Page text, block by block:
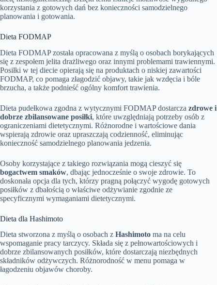
korzystania z gotowych dań bez konieczności samodzielnego
planowania i gotowania.
Dieta FODMAP
Dieta FODMAP została opracowana z myślą o osobach borykających
się z zespołem jelita drażliwego oraz innymi problemami trawiennymi.
Posiłki w tej diecie opierają się na produktach o niskiej zawartości
FODMAP, co pomaga złagodzić objawy, takie jak wzdęcia i bóle
brzucha, a także podnieść ogólny komfort trawienia.
Dieta pudełkowa zgodna z wytycznymi FODMAP dostarcza zdrowe i
dobrze zbilansowane posiłki, które uwzględniają potrzeby osób z
ograniczeniami dietetycznymi. Różnorodne i wartościowe dania
wspierają zdrowie oraz upraszczają codzienność, eliminując
konieczność samodzielnego planowania jedzenia.
Osoby korzystające z takiego rozwiązania mogą cieszyć się
bogactwem smaków, dbając jednocześnie o swoje zdrowie. To
doskonała opcja dla tych, którzy pragną połączyć wygodę gotowych
posiłków z dbałością o właściwe odżywianie zgodnie ze
specyficznymi wymaganiami dietetycznymi.
Dieta dla Hashimoto
Dieta stworzona z myślą o osobach z Hashimoto ma na celu
wspomaganie pracy tarczycy. Składa się z pełnowartościowych i
dobrze zbilansowanych posiłków, które dostarczają niezbędnych
składników odżywczych. Różnorodność w menu pomaga w
łagodzeniu objawów choroby.